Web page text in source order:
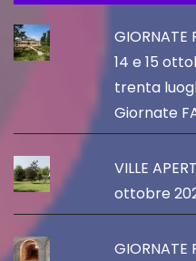
GIORNATE
14 e 15
trenta
Giornate
VILLE
ottobre
GIORNATE